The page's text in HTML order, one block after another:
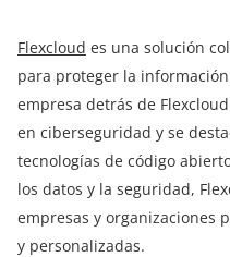
Flexcloud es una solución
para proteger la
empresa detrás de
en ciberseguridad y se
tecnologías de código
los datos y la seguridad,
empresas y organizaciones
y personalizadas.